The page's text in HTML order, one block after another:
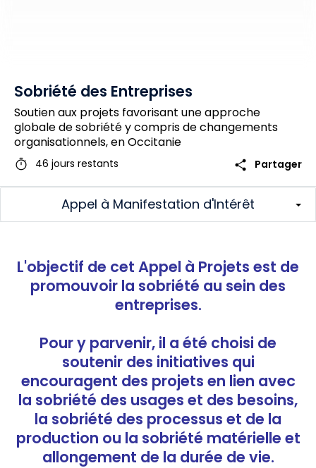
Sobriété des Entreprises
Soutien aux projets favorisant une approche
globale de sobriété y compris de changements
organisationnels, en Occitanie
timer 46 jours restants share Partager
Appel à Manifestation d'Intérêt
L'objectif de cet Appel à Projets est de
promouvoir la sobriété au sein des
entreprises.
Pour y parvenir, il a été choisi de
soutenir des initiatives qui
encouragent des projets en lien avec
la sobriété des usages et des besoins,
la sobriété des processus et de la
production ou la sobriété matérielle et
allongement de la durée de vie.